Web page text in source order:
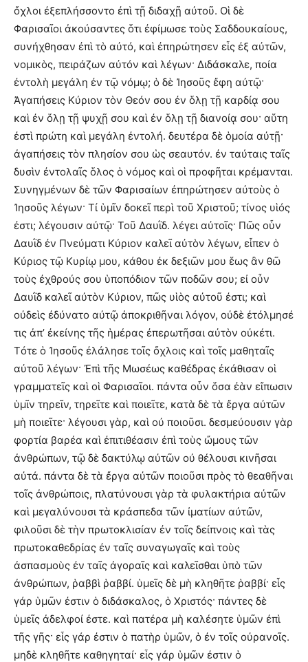
ὄχλοι ἐξεπλήσσοντο ἐπὶ τῇ διδαχῇ αὐτοῦ. Οἱ δὲ
Φαρισαῖοι ἀκούσαντες ὅτι ἐφίμωσε τοὺς Σαδδουκαίους,
συνήχθησαν ἐπὶ τὸ αὐτό, καὶ ἐπηρώτησεν εἷς ἐξ αὐτῶν,
νομικὸς, πειράζων αὐτόν καὶ λέγων· Διδάσκαλε, ποία
ἐντολὴ μεγάλη ἐν τῷ νόμῳ; ὁ δὲ Ἰησοῦς ἔφη αὐτῷ·
Ἀγαπήσεις Κύριον τὸν Θεόν σου ἐν ὅλῃ τῇ καρδίᾳ σου
καὶ ἐν ὅλῃ τῇ ψυχῇ σου καὶ ἐν ὅλῃ τῇ διανοίᾳ σου· αὕτη
ἐστὶ πρώτη καὶ μεγάλη ἐντολή. δευτέρα δὲ ὁμοία αὐτῇ·
ἀγαπήσεις τὸν πλησίον σου ὡς σεαυτόν. ἐν ταύταις ταῖς
δυσὶν ἐντολαῖς ὅλος ὁ νόμος καὶ οἱ προφῆται κρέμανται.
Συνηγμένων δὲ τῶν Φαρισαίων ἐπηρώτησεν αὐτοὺς ὁ
Ἰησοῦς λέγων· Τί ὑμῖν δοκεῖ περὶ τοῦ Χριστοῦ; τίνος υἱός
ἐστι; λέγουσιν αὐτῷ· Τοῦ Δαυῒδ. λέγει αὐτοῖς· Πῶς οὖν
Δαυῒδ ἐν Πνεύματι Κύριον καλεῖ αὐτὸν λέγων, εἶπεν ὁ
Κύριος τῷ Κυρίῳ μου, κάθου ἐκ δεξιῶν μου ἕως ἂν θῶ
τοὺς ἐχθρούς σου ὑποπόδιον τῶν ποδῶν σου; εἰ οὖν
Δαυῒδ καλεῖ αὐτὸν Κύριον, πῶς υἱὸς αὐτοῦ ἐστι; καὶ
οὐδεὶς ἐδύνατο αὐτῷ ἀποκριθῆναι λόγον, οὐδὲ ἐτόλμησέ
τις ἀπ’ ἐκείνης τῆς ἡμέρας ἐπερωτῆσαι αὐτὸν οὐκέτι.
Τότε ὁ Ἰησοῦς ἐλάλησε τοῖς ὄχλοις καὶ τοῖς μαθηταῖς
αὐτοῦ λέγων· Ἐπὶ τῆς Μωσέως καθέδρας ἐκάθισαν οἱ
γραμματεῖς καὶ οἱ Φαρισαῖοι. πάντα οὖν ὅσα ἐὰν εἴπωσιν
ὑμῖν τηρεῖν, τηρεῖτε καὶ ποιεῖτε, κατὰ δὲ τὰ ἔργα αὐτῶν
μὴ ποιεῖτε· λέγουσι γὰρ, καὶ οὐ ποιοῦσι. δεσμεύουσιν γὰρ
φορτία βαρέα καὶ ἐπιτιθέασιν ἐπὶ τοὺς ὤμους τῶν
ἀνθρώπων, τῷ δὲ δακτύλῳ αὐτῶν οὐ θέλουσι κινῆσαι
αὐτά. πάντα δὲ τὰ ἔργα αὐτῶν ποιοῦσι πρὸς τὸ θεαθῆναι
τοῖς ἀνθρώποις, πλατύνουσι γὰρ τὰ φυλακτήρια αὐτῶν
καὶ μεγαλύνουσι τὰ κράσπεδα τῶν ἰματίων αὐτῶν,
φιλοῦσι δὲ τὴν πρωτοκλισίαν ἐν τοῖς δείπνοις καὶ τὰς
πρωτοκαθεδρίας ἐν ταῖς συναγωγαῖς καὶ τοὺς
ἀσπασμοὺς ἐν ταῖς ἀγοραῖς καὶ καλεῖσθαι ὑπὸ τῶν
ἀνθρώπων, ῥαββὶ ῥαββί. ὑμεῖς δὲ μὴ κληθῆτε ῥαββί· εἷς
γάρ ὑμῶν ἐστιν ὁ διδάσκαλος, ὁ Χριστός· πάντες δὲ
ὑμεῖς ἀδελφοί ἐστε. καὶ πατέρα μὴ καλέσητε ὑμῶν ἐπὶ
τῆς γῆς· εἷς γάρ ἐστιν ὁ πατὴρ ὑμῶν, ὁ ἐν τοῖς οὐρανοῖς.
μηδὲ κληθῆτε καθηγηταί· εἷς γάρ ὑμῶν ἐστιν ὁ